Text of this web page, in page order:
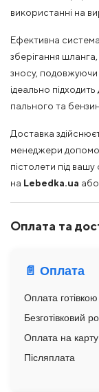
використанні на
Ефективна
зберігання
зносу,
ідеально
пального та
Доставка
менеджери
пістолети під
на Lebedka.ua
Оплата та
📄 Оплата
Оплата готівкою
Безготівковий
Оплата на карту
Післяплата